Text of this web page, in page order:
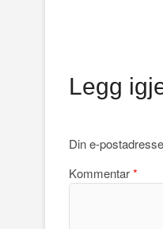
Legg
Din e-
Kommentar*